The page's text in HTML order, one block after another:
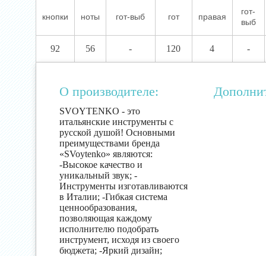
кнопки ноты гот-выб гот правая
гот-
выб
92 56 - 120 4 -
О производителе:
SVOYTENKO - это
итальянские инструменты с
русской душой! Основными
преимуществами бренда
«SVoytenko» являются:
-Высокое качество и
уникальный звук; -
Инструменты изготавливаются
в Италии; -Гибкая система
ценнообразования,
позволяющая каждому
исполнителю подобрать
инструмент, исходя из своего
бюджета; -Яркий дизайн;